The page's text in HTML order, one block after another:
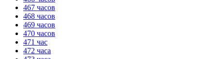
467 часов
468 часов
469 часов
470 часов
471 час
472 часа